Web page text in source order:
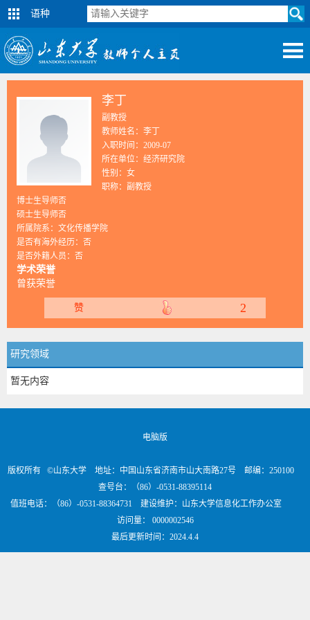
语种
李丁
副教授
教师姓名：李丁
入职时间：2009-07
所在单位：经济研究院
性别：女
职称：副教授
博士生导师否
硕士生导师否
所属院系：文化传播学院
是否有海外经历：否
是否外籍人员：否
学术荣誉
曾获荣誉
赞 2
研究领域
暂无内容
电脑版
版权所有 ©山东大学 地址：中国山东省济南市山大南路27号 邮编：250100
查号台：（86）-0531-88395114
值班电话：（86）-0531-88364731 建设维护：山东大学信息化工作办公室
访问量： 0000002546
最后更新时间： 2024.4.4